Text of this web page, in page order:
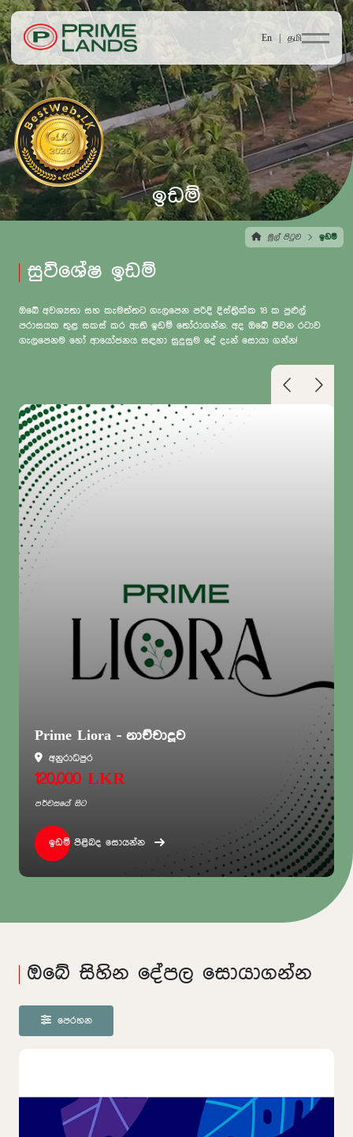
En | தமி
ඉඩම්
මුල් පිටුව ඉඩම්
සුවිශේෂ ඉඩම්
ඔබේ අවශ්‍යතා සහ කැමත්තට ගැලපෙන පරිදි දිස්ත්‍රික්ක 18 ක පුළුල්
පරාසයක තුළ සකස් කර ඇති ඉඩම් තෝරාගන්න. අද ඔබේ ජීවන රටාව
ගැලපෙනම හෝ ආයෝජනය සඳහා සුදුසුම දේ දැන් සොයා ගන්න!
Prime Liora - නාච්චාදූව
අනුරාධපුර
120,000 LKR
පර්චසයේ සිට
ඉඩම් පිළිබද සොයන්න
ඔබේ සිහින දේපල සොයාගන්න
පෙරහන